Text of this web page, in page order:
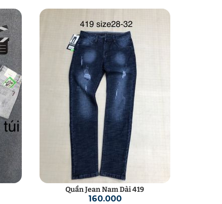
Quần Jean Nam Dài 419
160.000